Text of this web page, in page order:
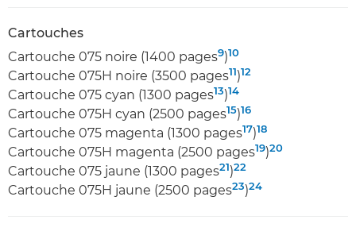
Cartouches
Cartouche 075 noire (1400 pages9)10
Cartouche 075H noire (3500 pages11)12
Cartouche 075 cyan (1300 pages13)14
Cartouche 075H cyan (2500 pages15)16
Cartouche 075 magenta (1300 pages17)18
Cartouche 075H magenta (2500 pages19)20
Cartouche 075 jaune (1300 pages21)22
Cartouche 075H jaune (2500 pages23)24